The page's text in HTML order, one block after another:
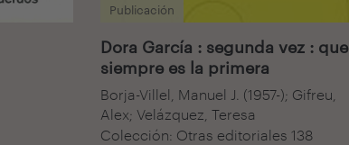
Publicación
Dora García : segunda vez : que
siempre es la primera
Borja-Villel, Manuel J. (1957-); Gifreu,
Alex; Velázquez, Teresa
Colección: Otras editoriales 138